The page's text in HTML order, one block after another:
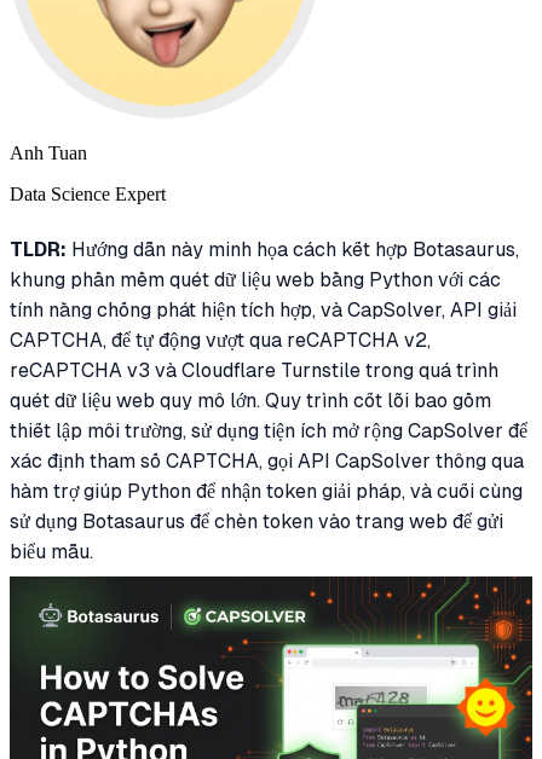
Anh Tuan
Data Science Expert
TLDR: Hướng dẫn này minh họa cách kết hợp Botasaurus,
khung phần mềm quét dữ liệu web bằng Python với các
tính năng chống phát hiện tích hợp, và CapSolver, API giải
CAPTCHA, để tự động vượt qua reCAPTCHA v2,
reCAPTCHA v3 và Cloudflare Turnstile trong quá trình
quét dữ liệu web quy mô lớn. Quy trình cốt lõi bao gồm
thiết lập môi trường, sử dụng tiện ích mở rộng CapSolver để
xác định tham số CAPTCHA, gọi API CapSolver thông qua
hàm trợ giúp Python để nhận token giải pháp, và cuối cùng
sử dụng Botasaurus để chèn token vào trang web để gửi
biểu mẫu.